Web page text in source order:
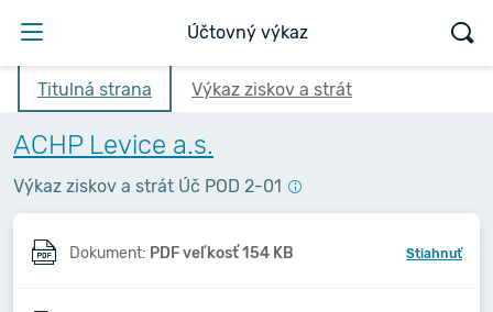
Účtovný výkaz
Titulná strana Výkaz ziskov a strát
ACHP Levice a.s.
Výkaz ziskov a strát Úč POD 2-01
Dokument: PDF veľkosť 154 KB Stiahnuť